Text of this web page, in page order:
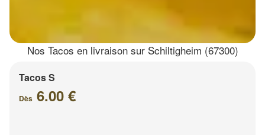
Nos Tacos en livraison sur Schiltigheim (67300)
Tacos S
Dès 6.00 €